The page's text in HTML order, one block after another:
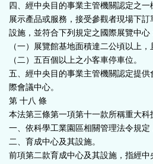
四、經中央目的事業主管機關認定之
展示產品或服務，接受參觀者現場下
設施，並符合下列規定之國際展覽中心
（一）展覽館基地面積達二公頃以上
（二）五百個以上之小客車停車位。
五、經中央目的事業主管機關認定提
際會議中心。
第 十八 條
本法第三條第一項第十一款所稱重大科
一、依科學工業園區相關管理法令規
二、育成中心及其設施。
前項第二款育成中心及其設施，指經